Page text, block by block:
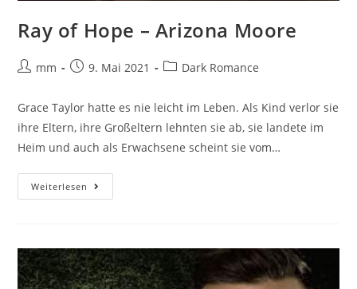
Ray of Hope – Arizona Moore
mm 9. Mai 2021 Dark Romance
Grace Taylor hatte es nie leicht im Leben. Als Kind verlor sie
ihre Eltern, ihre Großeltern lehnten sie ab, sie landete im
Heim und auch als Erwachsene scheint sie vom…
Weiterlesen